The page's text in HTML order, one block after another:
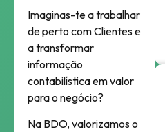
Imaginas-te a trabalhar
de perto com Clientes e
a transformar
informação
contabilística em valor
para o negócio?
Na BDO, valorizamos o